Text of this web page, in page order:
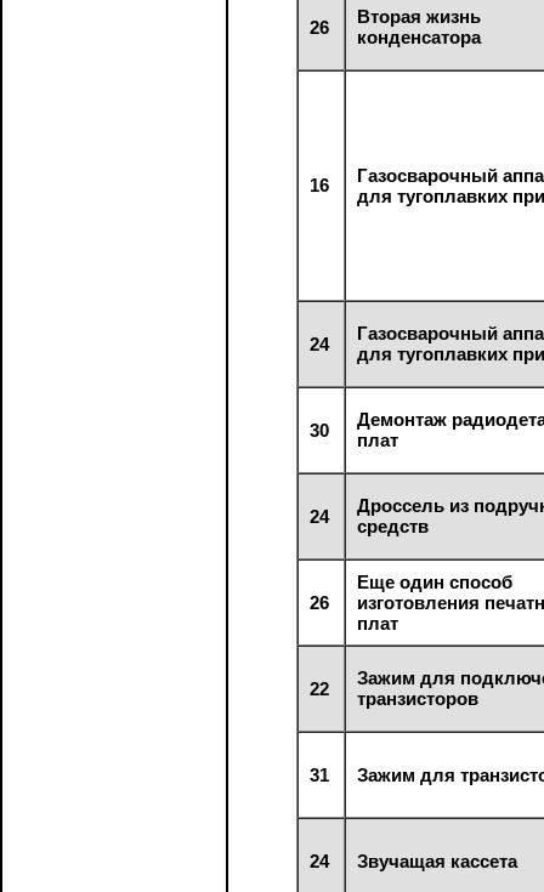
26
Вторая жизнь
конденсатора
16
Газосварочный
для тугоплавких
24
Газосварочный
для тугоплавких
30
Демонтаж
плат
24
Дроссель из
средств
26
Еще один способ
изготовления
плат
22
Зажим для
транзисторов
31 Зажим для
24 Звучащая кассета